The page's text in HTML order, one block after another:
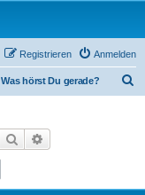
Anmelden
Registrieren
Was hörst Du gerade?
Suche